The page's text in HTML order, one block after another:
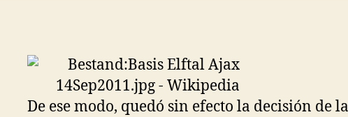
De ese modo, quedó sin efecto la decisión de